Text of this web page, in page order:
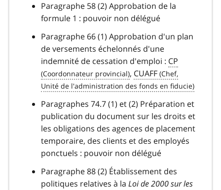
Paragraphe 58 (2) Approbation de la
formule 1 : pouvoir non délégué
Paragraphe 66 (1) Approbation d'un plan
de versements échelonnés d'une
indemnité de cessation d'emploi : CP
, CUAFF
Paragraphes 74.7 (1) et (2) Préparation et
publication du document sur les droits et
les obligations des agences de placement
temporaire, des clients et des employés
ponctuels : pouvoir non délégué
Paragraphe 88 (2) Établissement des
politiques relatives à la Loi de 2000 sur les